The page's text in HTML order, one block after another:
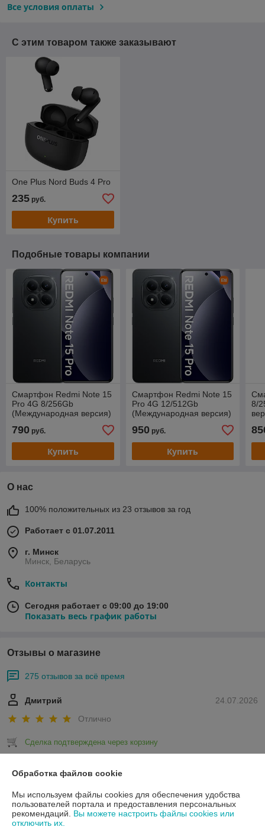
Все условия оплаты
С этим товаром также заказывают
One Plus Nord Buds 4 Pro
235 руб.
Купить
Подобные товары компании
Смартфон Redmi Note 15
Pro 4G 8/256Gb
(Международная версия)
790 руб.
Купить
Смартфон Redmi Note 15
Pro 4G 12/512Gb
(Международная версия)
950руб.
Купить
8/
О нас
100% положительных из 23 отзывов за год
Работает с 01.07.2011
г. Минск
Минск, Беларусь
Контакты
Сегодня работает с 09:00 до 19:00
Показать весь график работы
Отзывы о магазине
275 отзывов за всё время
24.07.2026
Дмитрий
Отлично
Сделка подтверждена через корзину
Покупатель
Отлично
Советую данный интернет магазин на все 💯, сразу подкупила
Обработка файлов cookie
Мы используем файлы cookies для обеспечения удобства
пользователей портала и предоставления персональных
рекомендаций. Вы можете настроить файлы cookies или
отключить их.